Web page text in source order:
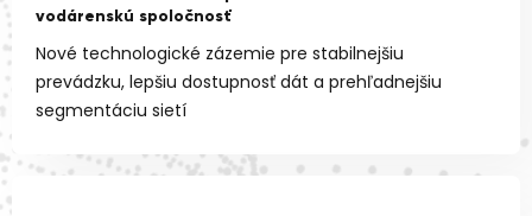
vodárenskú spoločnosť
Nové technologické zázemie pre stabilnejšiu
prevádzku, lepšiu dostupnosť dát a prehľadnejšiu
segmentáciu sietí